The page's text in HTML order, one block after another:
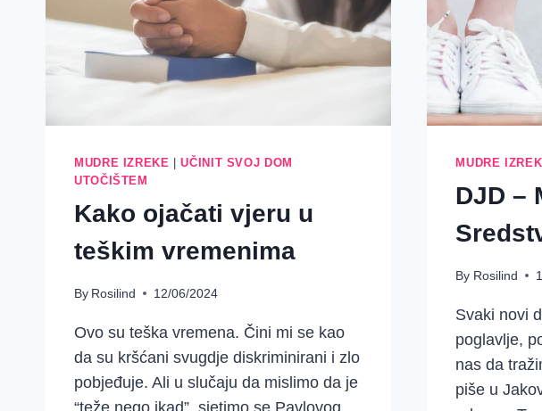
MUDRE IZREKE |UČINIT SVOJ DOM
UTOČIŠTEM
Kako ojačati vjeru u
teškim vremenima
By Rosilind 12/06/2024
Ovo su teška vremena. Čini mi se kao
da su kršćani svugdje diskriminirani i zlo
pobjeđuje. Ali u slučaju da mislimo da je
“teže nego ikad”, sjetimo se Pavlovog
MUDRE
DJD –
By Rosilind
Svaki novi
poglavlje,
nas da
piše u